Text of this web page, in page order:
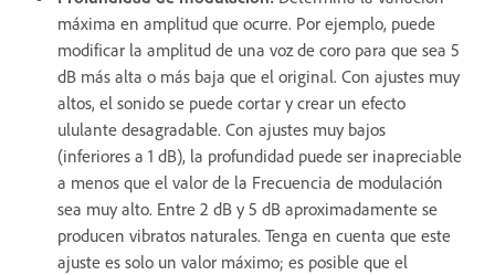
máxima en amplitud que ocurre. Por ejemplo, puede
modificar la amplitud de una voz de coro para que sea 5
dB más alta o más baja que el original. Con ajustes muy
altos, el sonido se puede cortar y crear un efecto
ululante desagradable. Con ajustes muy bajos
(inferiores a 1 dB), la profundidad puede ser inapreciable
a menos que el valor de la Frecuencia de modulación
sea muy alto. Entre 2 dB y 5 dB aproximadamente se
producen vibratos naturales. Tenga en cuenta que este
ajuste es solo un valor máximo; es posible que el